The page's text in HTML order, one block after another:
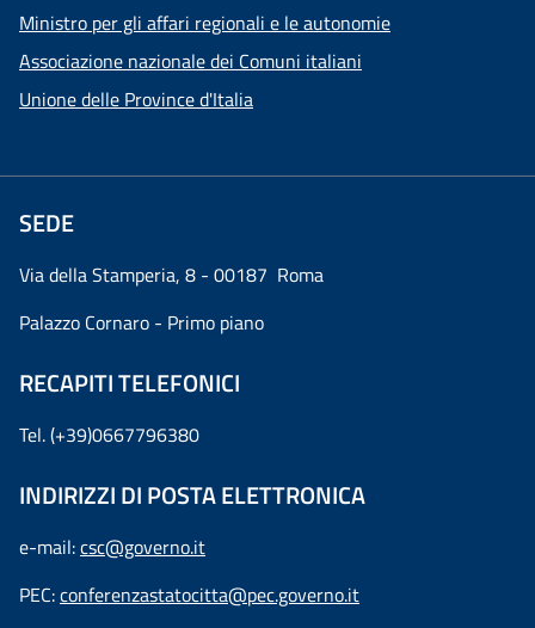
Ministro per gli affari regionali e le autonomie
Associazione nazionale dei Comuni italiani
Unione delle Province d'Italia
SEDE
Via della Stamperia, 8 - 00187 Roma
Palazzo Cornaro - Primo piano
RECAPITI TELEFONICI
Tel. (+39)0667796380
INDIRIZZI DI POSTA ELETTRONICA
e-mail:csc@governo.it
PEC:conferenzastatocitta@pec.governo.it